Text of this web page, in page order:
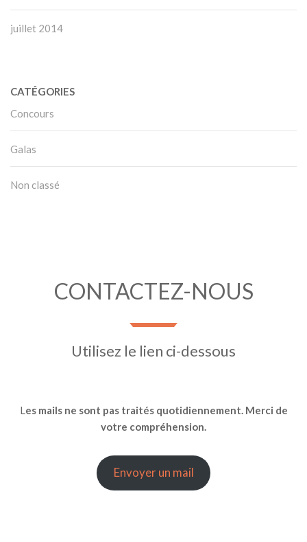
juillet 2014
CATÉGORIES
Concours
Galas
Non classé
CONTACTEZ-NOUS
Utilisez le lien ci-dessous
Les mails ne sont pas traités quotidiennement. Merci de
votre compréhension.
Envoyer un mail